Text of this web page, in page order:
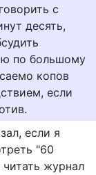
с
десять,
по большому
копов
если
если я
"60
журнал